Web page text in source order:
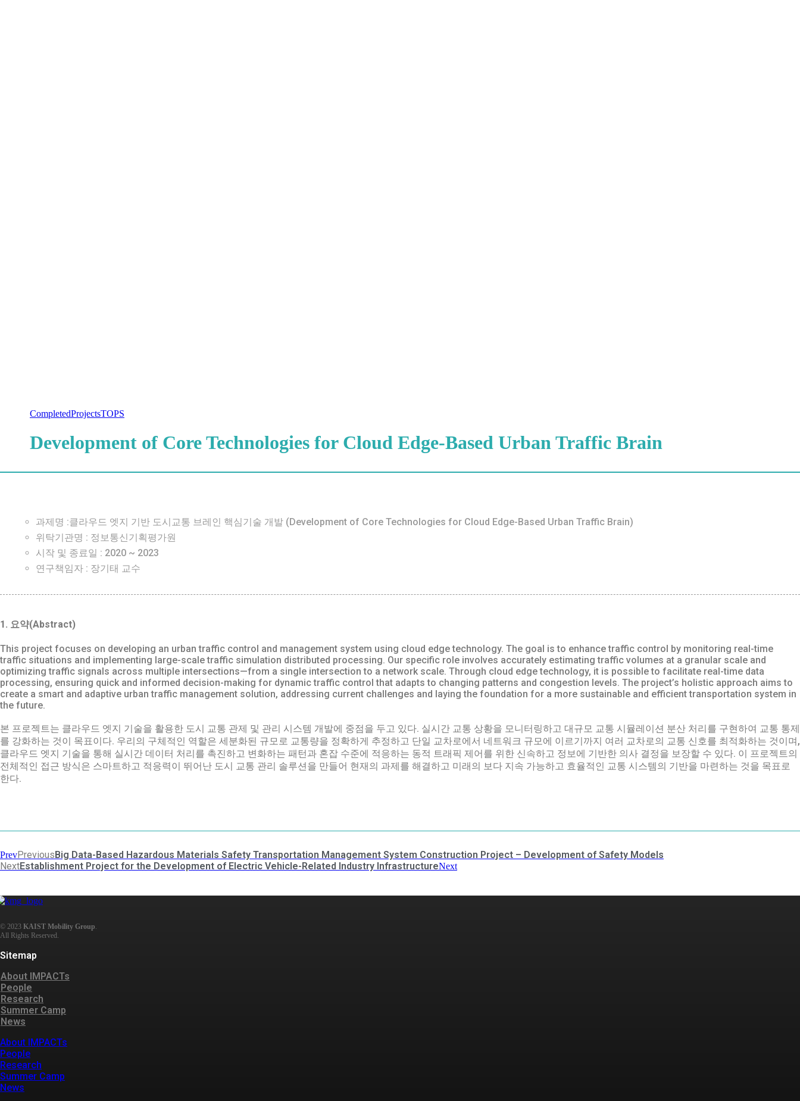
CompletedProjectsTOPS
Development of Core Technologies for Cloud Edge-Based Urban Traffic Brain
과제명 :클라우드 엣지 기반 도시교통 브레인 핵심기술 개발 (Development of Core Technologies for Cloud Edge-Based Urban Traffic Brain)
위탁기관명 : 정보통신기획평가원
시작 및 종료일 : 2020 ~ 2023
연구책임자 : 장기태 교수
1. 요약(Abstract)
This project focuses on developing an urban traffic control and management system using cloud edge technology. The goal is to enhance traffic control by monitoring real-time
traffic situations and implementing large-scale traffic simulation distributed processing. Our specific role involves accurately estimating traffic volumes at a granular scale and
optimizing traffic signals across multiple intersections—from a single intersection to a network scale. Through cloud edge technology, it is possible to facilitate real-time data
processing, ensuring quick and informed decision-making for dynamic traffic control that adapts to changing patterns and congestion levels. The project’s holistic approach aims to
create a smart and adaptive urban traffic management solution, addressing current challenges and laying the foundation for a more sustainable and efficient transportation system in
the future.
본 프로젝트는 클라우드 엣지 기술을 활용한 도시 교통 관제 및 관리 시스템 개발에 중점을 두고 있다. 실시간 교통 상황을 모니터링하고 대규모 교통 시뮬레이션 분산 처리를 구현하여 교통 통제
를 강화하는 것이 목표이다. 우리의 구체적인 역할은 세분화된 규모로 교통량을 정확하게 추정하고 단일 교차로에서 네트워크 규모에 이르기까지 여러 교차로의 교통 신호를 최적화하는 것이며,
클라우드 엣지 기술을 통해 실시간 데이터 처리를 촉진하고 변화하는 패턴과 혼잡 수준에 적응하는 동적 트래픽 제어를 위한 신속하고 정보에 기반한 의사 결정을 보장할 수 있다. 이 프로젝트의
전체적인 접근 방식은 스마트하고 적응력이 뛰어난 도시 교통 관리 솔루션을 만들어 현재의 과제를 해결하고 미래의 보다 지속 가능하고 효율적인 교통 시스템의 기반을 마련하는 것을 목표로
한다.
PrevPrevious Big Data-Based Hazardous Materials Safety Transportation Management System Construction Project – Development of Safety Models
NextEstablishment Project for the Development of Electric Vehicle-Related Industry InfrastructureNext
© 2023 KAIST Mobility Group.
Sitemap
About IMPACTs
People
Research
Summer Camp
News
About IMPACTs
People
Research
Summer Camp
News